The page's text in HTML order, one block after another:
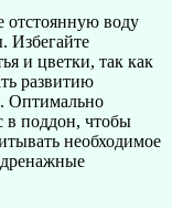
отстоянную воду
Избегайте
и цветки, так как
развитию
Оптимально
в поддон, чтобы
необходимое
дренажные